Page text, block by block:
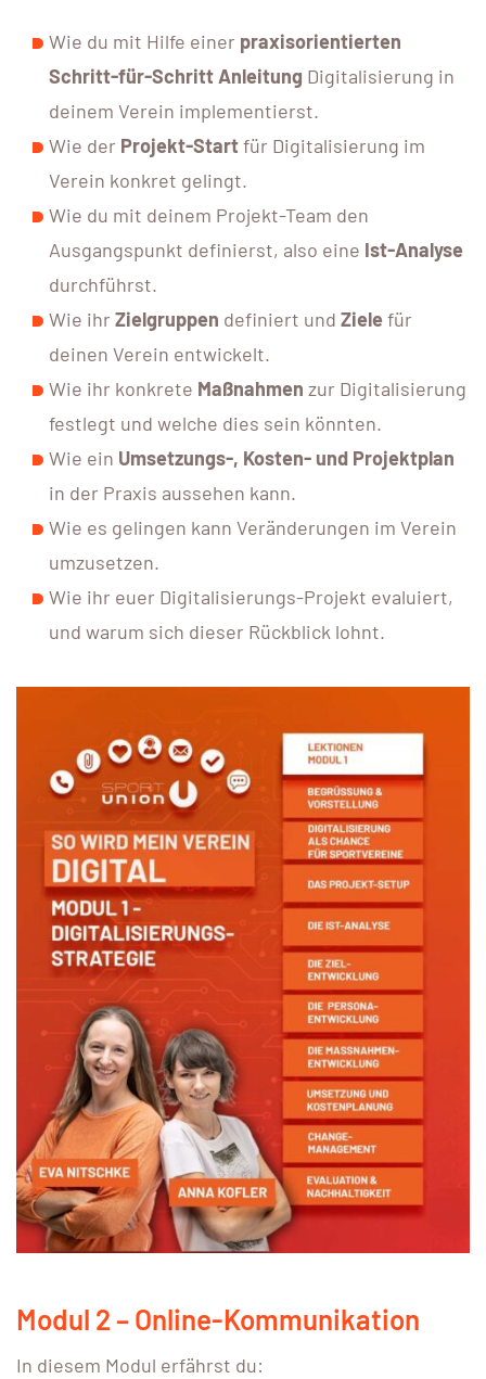
Wie du mit Hilfe einer praxisorientierten
Schritt-für-Schritt Anleitung Digitalisierung in
deinem Verein implementierst.
Wie der Projekt-Startfür Digitalisierung im
Verein konkret gelingt.
Wie du mit deinem Projekt-Team den
Ausgangspunkt definierst, also eine Ist-Analyse
durchführst.
Wie ihr Zielgruppen definiert und Zielefür
deinen Verein entwickelt.
Wie ihr konkrete Maßnahmen zur Digitalisierung
festlegt und welche dies sein könnten.
Wie ein Umsetzungs-, Kosten- und Projektplan
in der Praxis aussehen kann.
Wie es gelingen kann Veränderungen im Verein
umzusetzen.
Wie ihr euer Digitalisierungs-Projekt evaluiert,
und warum sich dieser Rückblick lohnt.
Modul 2 – Online-Kommunikation
In diesem Modul erfährst du: